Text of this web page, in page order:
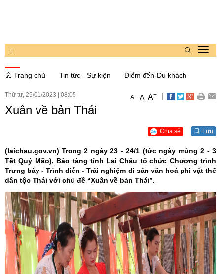
::
Trang chủ
Tin tức - Sự kiện Điểm đến-Du khách
Thứ tư, 25/01/2023 08:05 A- A A+ |
Xuân về bản Thái
Chia sẻ Lưu
(laichau.gov.vn) Trong 2 ngày 23 - 24/1 (tức ngày mùng 2 - 3
Tết Quý Mão), Bảo tàng tỉnh Lai Châu tổ chức Chương trình
Trưng bày - Trình diễn - Trải nghiệm di sản văn hoá phi vật thể
dân tộc Thái với chủ đề “Xuân về bản Thái”.